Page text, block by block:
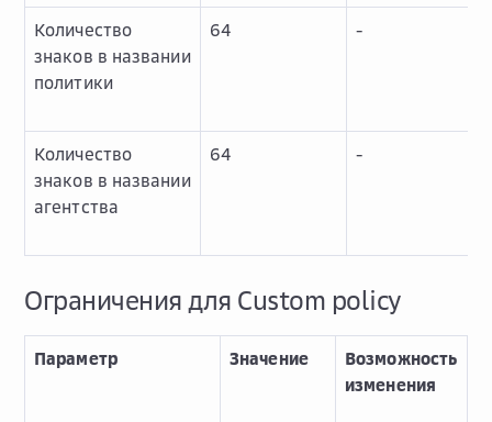
Количество
знаков в названии
политики
64 -
Количество
знаков в названии
агентства
64 -
Ограничения для Custom policy
Параметр Значение
Возможность
изменения